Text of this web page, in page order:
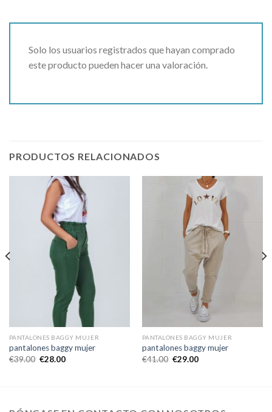
Solo los usuarios registrados que hayan comprado
este producto pueden hacer una valoración.
PRODUCTOS RELACIONADOS
PANTALONES BAGGY MUJER
pantalones baggy mujer
€39.00 €28.00
PANTALONES BAGGY MUJER
pantalones baggy mujer
€41.00 €29.00